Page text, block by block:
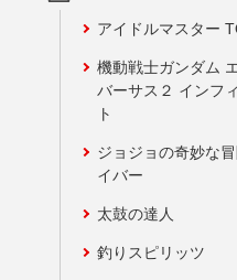
アイドルマスター
機動戦士ガンダム
バーサス２ インフ
ト
ジョジョの奇妙な
イバー
太鼓の達人
釣りスピリッツ